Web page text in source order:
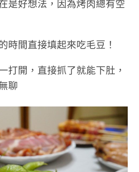
是好想法，因為烤肉總有空
時間直接填起來吃毛豆！
打開，直接抓了就能下肚，
聊